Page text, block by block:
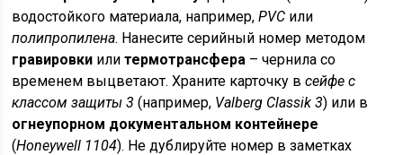
водостойкого материала, например,PVC или
полипропилена. Нанесите серийный номер методом
гравировки илитермотрансфера – чернила со
временем выцветают. Храните карточку всейфе с
классом защиты 3 (например, Valberg Classik 3) или в
огнеупорном документальном контейнере
(Honeywell 1104). Не дублируйте номер в заметках